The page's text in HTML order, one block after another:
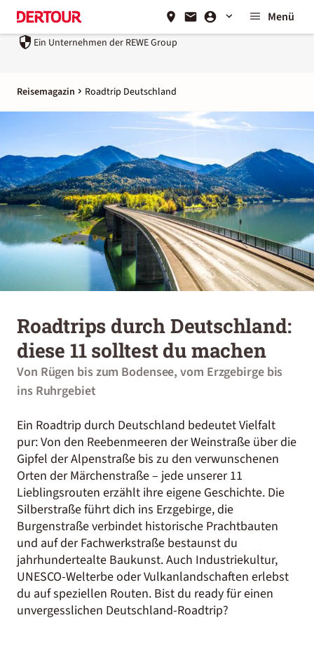
Menü
Ein Unternehmen der REWE Group
Reisemagazin Roadtrip Deutschland
Roadtrips durch Deutschland:
diese 11 solltest du machen
Von Rügen bis zum Bodensee, vom Erzgebirge bis
ins Ruhrgebiet
Ein Roadtrip durch Deutschland bedeutet Vielfalt
pur: Von den Reebenmeeren der Weinstraße über die
Gipfel der Alpenstraße bis zu den verwunschenen
Orten der Märchenstraße – jede unserer 11
Lieblingsrouten erzählt ihre eigene Geschichte. Die
Silberstraße führt dich ins Erzgebirge, die
Burgenstraße verbindet historische Prachtbauten
und auf der Fachwerkstraße bestaunst du
jahrhundertealte Baukunst. Auch Industriekultur,
UNESCO-Welterbe oder Vulkanlandschaften erlebst
du auf speziellen Routen. Bist du ready für einen
unvergesslichen Deutschland-Roadtrip?